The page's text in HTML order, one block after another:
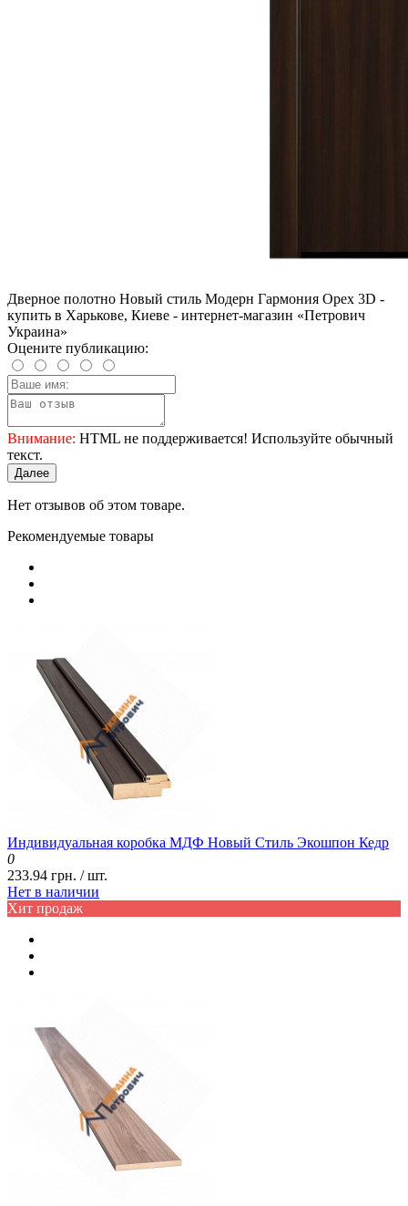
Дверное полотно Новый стиль Модерн Гармония Орех 3D -
купить в Харькове, Киеве - интернет-магазин «Петрович
Украина»
Оцените публикацию:
Внимание: HTML не поддерживается! Используйте обычный
текст.
Далее
Нет отзывов об этом товаре.
Рекомендуемые товары
Индивидуальная коробка МДФ Новый Стиль Экошпон Кедр
0
233.94 грн. / шт.
Нет в наличии
Хит продаж